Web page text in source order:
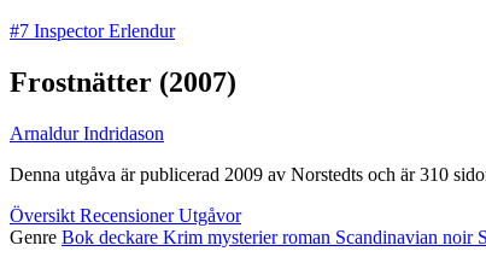
#7 Inspector Erlendur
Frostnätter (2007)
Arnaldur Indridason
Denna utgåva är publicerad 2009 av Norstedts och är 310
Översikt RecensionerUtgåvor
Genre Bok deckare Krim mysterierroman Scandinavian noir